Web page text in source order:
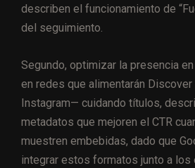
describen el funcionamiento de
del seguimiento.
Segundo, optimizar la presencia
en redes que alimentarán
Instagram— cuidando títulos,
metadatos que mejoren el CTR
muestren embebidas, dado que
integrar estos formatos junto a los